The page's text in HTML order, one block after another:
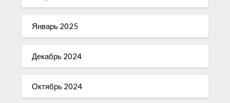
Январь 2025
Декабрь 2024
Октябрь 2024